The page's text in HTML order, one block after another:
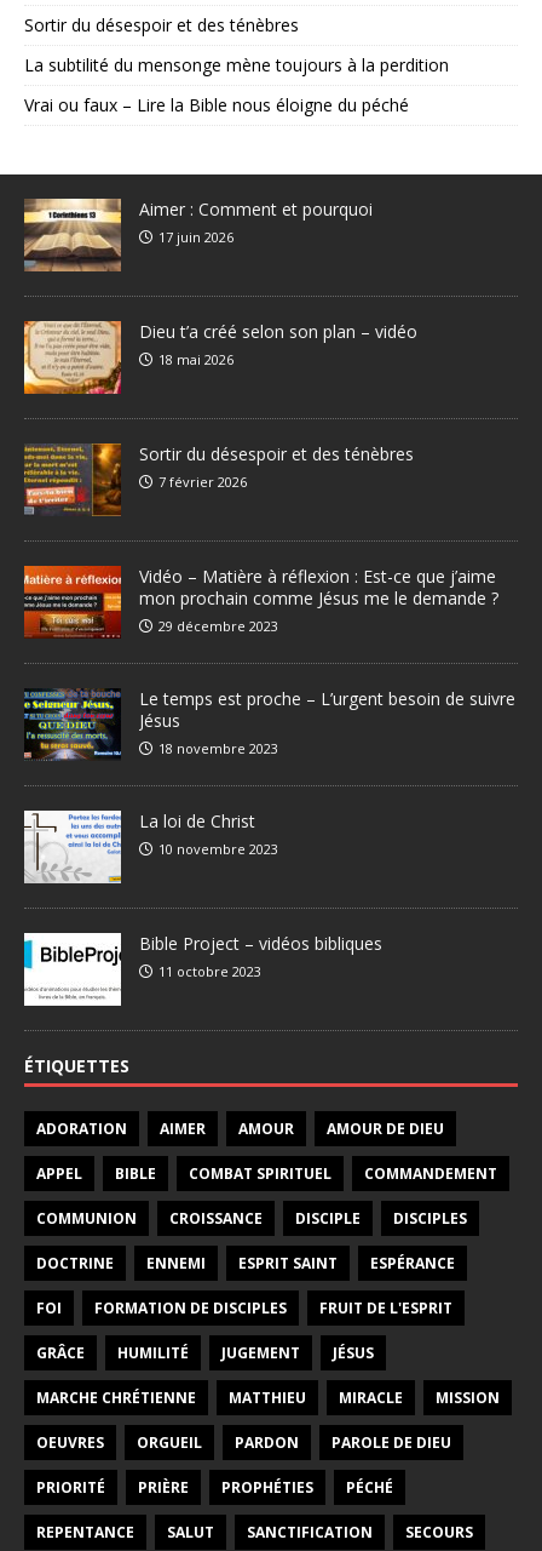
Sortir du désespoir et des ténèbres
La subtilité du mensonge mène toujours à la perdition
Vrai ou faux – Lire la Bible nous éloigne du péché
Aimer : Comment et pourquoi
17 juin 2026
Dieu t’a créé selon son plan – vidéo
18 mai 2026
Sortir du désespoir et des ténèbres
7 février 2026
Vidéo – Matière à réflexion : Est-ce que j’aime
mon prochain comme Jésus me le demande ?
29 décembre 2023
Le temps est proche – L’urgent besoin de suivre
Jésus
18 novembre 2023
La loi de Christ
10 novembre 2023
Bible Project – vidéos bibliques
11 octobre 2023
ÉTIQUETTES
ADORATION AIMER AMOUR AMOUR DE DIEU
APPEL BIBLE COMBAT SPIRITUEL COMMANDEMENT
COMMUNION CROISSANCE DISCIPLE DISCIPLES
DOCTRINE ENNEMI ESPRIT SAINT ESPÉRANCE
FOI FORMATION DE DISCIPLES FRUIT DE L'ESPRIT
GRÂCE HUMILITÉ JUGEMENT JÉSUS
MARCHE CHRÉTIENNE MATTHIEU MIRACLE MISSION
OEUVRES ORGUEIL PARDON PAROLE DE DIEU
PRIORITÉ PRIÈRE PROPHÉTIES PÉCHÉ
REPENTANCE SALUT SANCTIFICATION SECOURS